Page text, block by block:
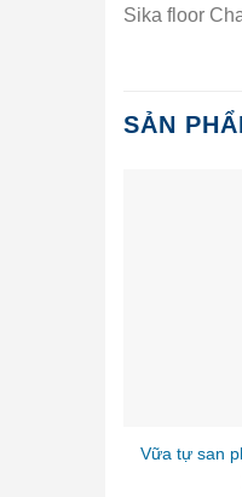
Sika floor
SẢN
Vữa tự san